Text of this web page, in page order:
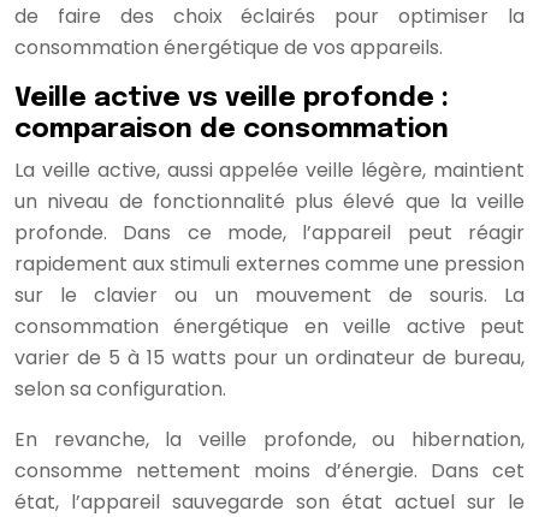
de faire des choix éclairés pour optimiser la
consommation énergétique de vos appareils.
Veille active vs veille profonde :
comparaison de consommation
La veille active, aussi appelée veille légère, maintient
un niveau de fonctionnalité plus élevé que la veille
profonde. Dans ce mode, l’appareil peut réagir
rapidement aux stimuli externes comme une pression
sur le clavier ou un mouvement de souris. La
consommation énergétique en veille active peut
varier de 5 à 15 watts pour un ordinateur de bureau,
selon sa configuration.
En revanche, la veille profonde, ou hibernation,
consomme nettement moins d’énergie. Dans cet
état, l’appareil sauvegarde son état actuel sur le